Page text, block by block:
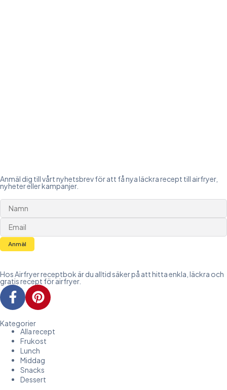
Anmäl dig till vårt nyhetsbrev för att få nya läckra recept till airfryer,
nyheter eller kampanjer.
Anmäl
Hos Airfryer receptbok är du alltid säker på att hitta enkla, läckra och
gratis recept för airfryer.
Kategorier
Alla recept
Frukost
Lunch
Middag
Snacks
Dessert